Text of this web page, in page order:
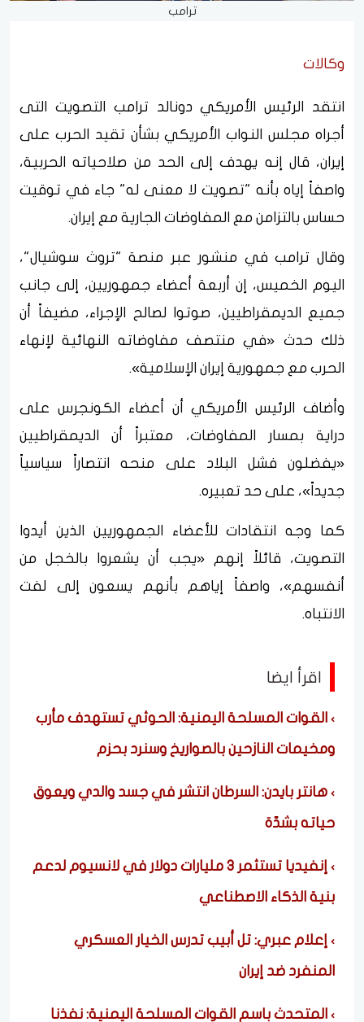
ترامب
وكالات
انتقد الرئيس الأمريكي دونالد ترامب التصويت التى
أجراه مجلس النواب الأمريكي بشأن تقيد الحرب على
إيران، قال إنه يهدف إلى الحد من صلاحياته الحربية،
واصفاً إياه بأنه "تصويت لا معنى له" جاء في توقيت
حساس بالتزامن مع المفاوضات الجارية مع إيران.
وقال ترامب في منشور عبر منصة "تروث سوشيال"،
اليوم الخميس، إن أربعة أعضاء جمهوريين، إلى جانب
جميع الديمقراطيين، صوتوا لصالح الإجراء، مضيفاً أن
ذلك حدث «في منتصف مفاوضاته النهائية لإنهاء
الحرب مع جمهورية إيران الإسلامية».
وأضاف الرئيس الأمريكي أن أعضاء الكونجرس على
دراية بمسار المفاوضات، معتبراً أن الديمقراطيين
«يفضلون فشل البلاد على منحه انتصاراً سياسياً
جديداً»، على حد تعبيره.
كما وجه انتقادات للأعضاء الجمهوريين الذين أيدوا
التصويت، قائلاً إنهم «يجب أن يشعروا بالخجل من
أنفسهم»، واصفاً إياهم بأنهم يسعون إلى لفت
الانتباه.
اقرأ ايضا
القوات المسلحة اليمنية: الحوثي تستهدف مأرب
ومخيمات النازحين بالصواريخ وسنرد بحزم
هانتر بايدن: السرطان انتشر في جسد والدي ويعوق
حياته بشدّة
إنفيديا تستثمر 3 مليارات دولار في لانسيوم لدعم
بنية الذكاء الاصطناعي
إعلام عبري: تل أبيب تدرس الخيار العسكري
المنفرد ضد إيران
المتحدث باسم القوات المسلحة اليمنية: نفذنا